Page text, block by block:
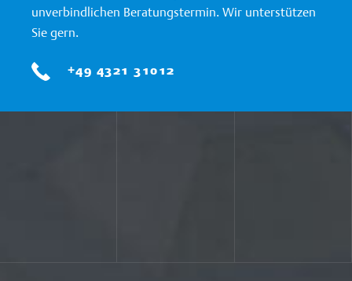
unverbindlichen Beratungstermin. Wir unterstützen
Sie gern.
+49 4321 31012